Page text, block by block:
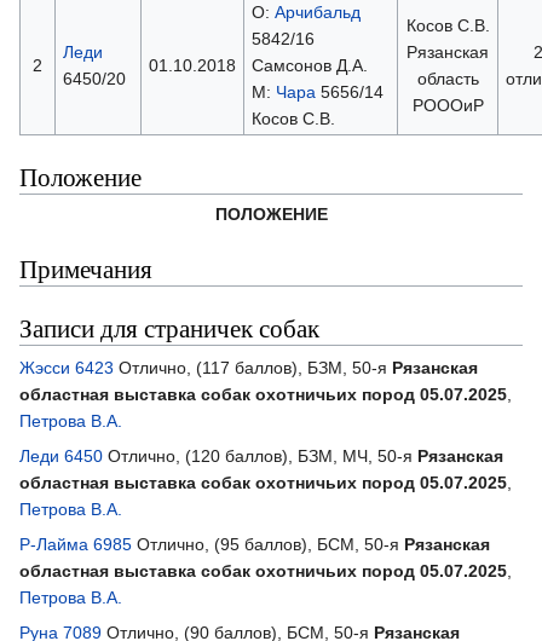
2
Леди
6450/20
01.10.2018
О: Арчибальд
5842/16
Самсонов Д.А.
М: Чара 5656/14
Косов С.В.
Косов С.В.
Рязанская
область
РОООиР
2
Положение
ПОЛОЖЕНИЕ
Примечания
Записи для страничек собак
Жэсси 6423 Отлично, (117 баллов), БЗМ, 50-я Рязанская
областная выставка собак охотничьих пород 05.07.2025
Петрова В.А.
Леди 6450 Отлично, (120 баллов), БЗМ, МЧ, 50-я Рязанская
областная выставка собак охотничьих пород 05.07.2025
Петрова В.А.
Р-Лайма 6985 Отлично, (95 баллов), БСМ, 50-я Рязанская
областная выставка собак охотничьих пород 05.07.2025
Петрова В.А.
Руна 7089 Отлично, (90 баллов), БСМ, 50-я Рязанская